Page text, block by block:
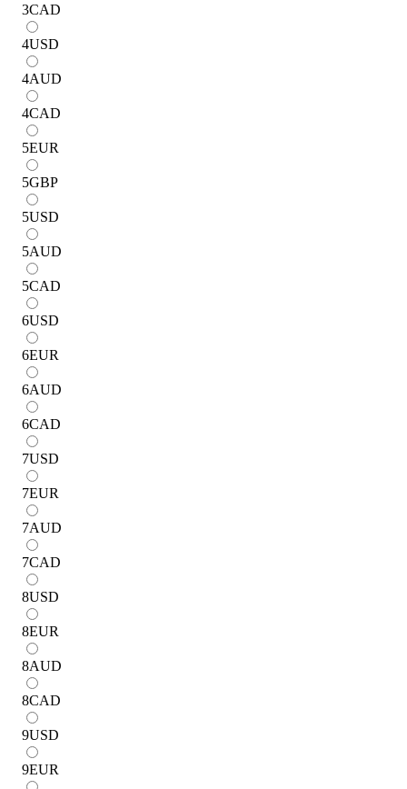
3CAD
4USD
4AUD
4CAD
5EUR
5GBP
5USD
5AUD
5CAD
6USD
6EUR
6AUD
6CAD
7USD
7EUR
7AUD
7CAD
8USD
8EUR
8AUD
8CAD
9USD
9EUR